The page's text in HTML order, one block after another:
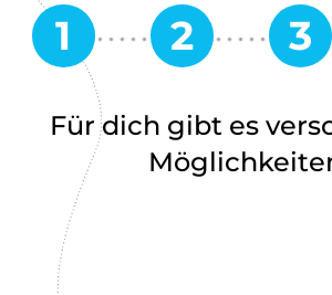
Für dich gibt es